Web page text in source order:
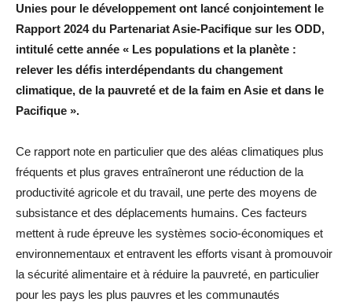
Unies pour le développement ont lancé conjointement le
Rapport 2024 du Partenariat Asie-Pacifique sur les ODD,
intitulé cette année « Les populations et la planète :
relever les défis interdépendants du changement
climatique, de la pauvreté et de la faim en Asie et dans le
Pacifique ».
Ce rapport note en particulier que des aléas climatiques plus
fréquents et plus graves entraîneront une réduction de la
productivité agricole et du travail, une perte des moyens de
subsistance et des déplacements humains. Ces facteurs
mettent à rude épreuve les systèmes socio-économiques et
environnementaux et entravent les efforts visant à promouvoir
la sécurité alimentaire et à réduire la pauvreté, en particulier
pour les pays les plus pauvres et les communautés